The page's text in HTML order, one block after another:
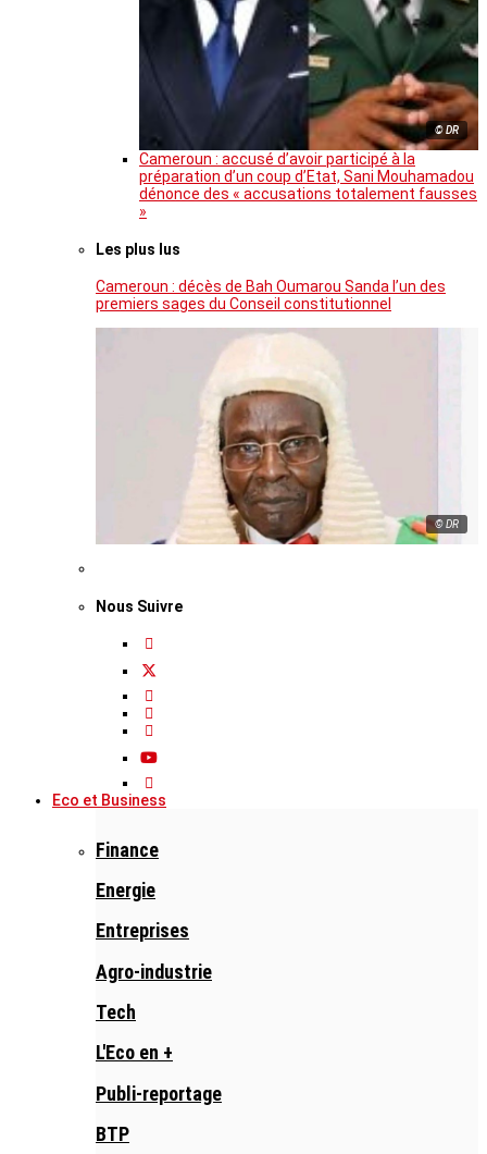
© DR
Cameroun : accusé d’avoir participé à la
préparation d’un coup d’Etat, Sani Mouhamadou
dénonce des « accusations totalement fausses
»
Les plus lus
Cameroun : décès de Bah Oumarou Sanda l’un des
premiers sages du Conseil constitutionnel
© DR
Nous Suivre
Eco et Business
Finance
Energie
Entreprises
Agro-industrie
Tech
L'Eco en +
Publi-reportage
BTP